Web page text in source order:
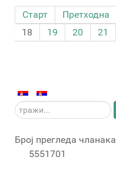
Старт Претходна
18
19 20 21
тражи...
Број прегледа чланака
5551701